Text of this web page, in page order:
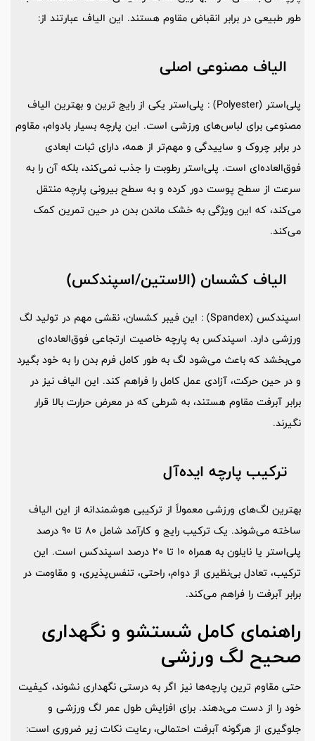
طور طبیعی در برابر انقباض مقاوم هستند. این الیاف عبارتند از:
الیاف مصنوعی اصلی
پلی‌استر (Polyester) : پلی‌استر یکی از رایج ‌ترین و بهترین الیاف
مصنوعی برای لباس‌های ورزشی است. این پارچه بسیار بادوام، مقاوم
در برابر چروک و ساییدگی و مهم‌تر از همه، دارای ثبات ابعادی
فوق‌العاده‌ای است. پلی‌استر رطوبت را جذب نمی‌کند، بلکه آن را به
سرعت از سطح پوست دور کرده و به سطح بیرونی پارچه منتقل
می‌کند، که این ویژگی به خشک ماندن بدن در حین تمرین کمک
می‌کند.
الیاف کشسان (الاستین/اسپندکس)
اسپندکس (Spandex) : این فیبر کشسان، نقشی مهم در تولید لگ
ورزشی دارد. اسپندکس به پارچه خاصیت ارتجاعی فوق‌العاده‌ای
می‌بخشد که باعث می‌شود لگ به طور کامل فرم بدن را به خود بگیرد
و در حین حرکت، آزادی عمل کامل را فراهم کند. این الیاف نیز در
برابر آبرفت مقاوم هستند، به شرطی که در معرض حرارت بالا قرار
نگیرند.
ترکیب پارچه ایده‌آل
بهترین لگ‌های ورزشی معمولاً از ترکیبی هوشمندانه از این الیاف
ساخته می‌شوند. یک ترکیب رایج و کارآمد شامل 80 تا 90 درصد
پلی‌استر یا نایلون به همراه 10 تا 20 درصد اسپندکس است. این
ترکیب، تعادل بی‌نظیری از دوام، راحتی، تنفس‌پذیری، و مقاومت در
برابر آبرفت را فراهم می‌کند.
راهنمای کامل شستشو و نگهداری
صحیح لگ ورزشی
حتی مقاوم‌ ترین پارچه‌ها نیز اگر به درستی نگهداری نشوند، کیفیت
خود را از دست می‌دهند. برای افزایش طول عمر لگ ورزشی و
جلوگیری از هرگونه آبرفت احتمالی، رعایت نکات زیر ضروری است: